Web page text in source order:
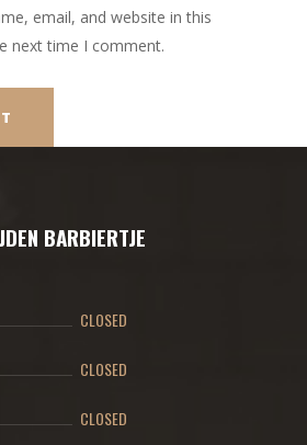
email, and website in this
next time I comment.
BARBIERTJE
CLOSED
CLOSED
CLOSED